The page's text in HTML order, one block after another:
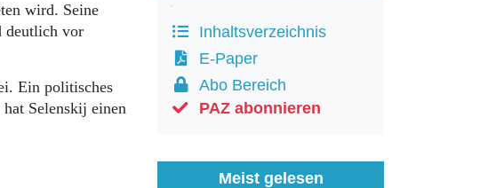
wird. Seine
deutlich vor
Ein politisches
Selenskij einen
Inhaltsverzeichnis
E-Paper
Abo Bereich
PAZ abonnieren
Meist gelesen